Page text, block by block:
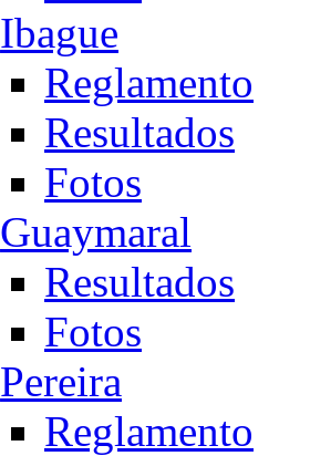
Ibague
Reglamento
Resultados
Fotos
Guaymaral
Resultados
Fotos
Pereira
Reglamento